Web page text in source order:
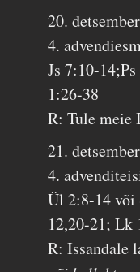
20. detsember
4.
Js 7:10-
1:26-38
R: Tule meie
21. detsember
4.
Ül 2:8-14 või
12,20-21; Lk
R: Issandale